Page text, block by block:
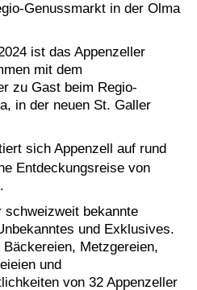
Genussmarkt in der Olma
ist das Appenzeller
mit dem
zu Gast beim Regio-
in der neuen St. Galler
sich Appenzell auf rund
Entdeckungsreise von
schweizweit bekannte
und Exklusives.
Metzgereien,
und
von 32 Appenzeller